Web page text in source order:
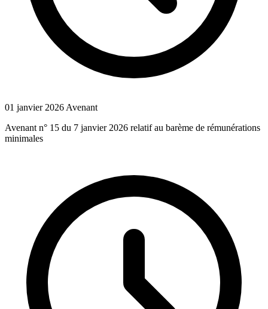
01 janvier 2026 Avenant
Avenant n° 15 du 7 janvier 2026 relatif au barème de rémunérations
minimales